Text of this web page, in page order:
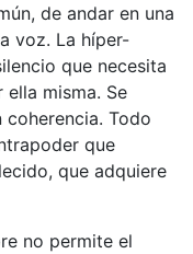
de andar en una
voz. La híper-
que necesita
misma. Se
Todo
que
que adquiere
no permite el